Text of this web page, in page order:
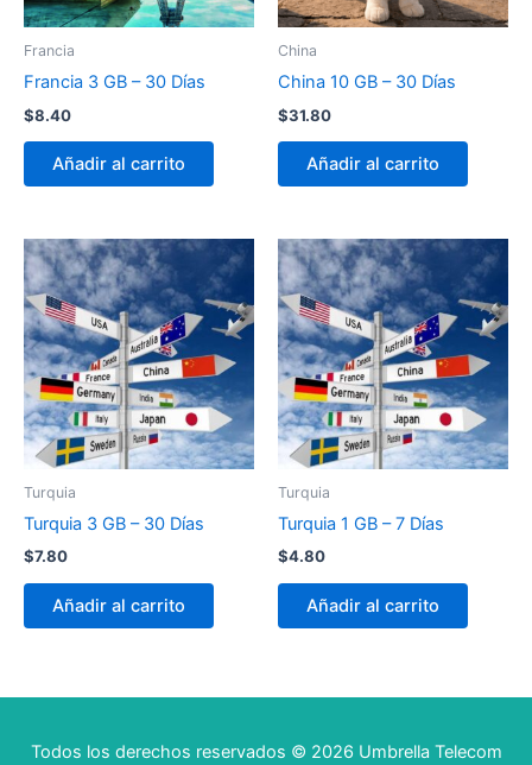
Francia
Francia 3 GB – 30 Días
$8.40
Añadir al carrito
China
China 10 GB – 30 Días
$31.80
Añadir al carrito
Turquia
Turquia 3 GB – 30 Días
$7.80
Añadir al carrito
Turquia
Turquia 1 GB – 7 Días
$4.80
Añadir al carrito
Todos los derechos reservados © 2026 Umbrella Telecom